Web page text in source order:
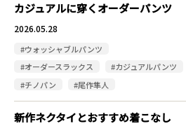
カジュアルに穿くオーダーパンツ
2026.05.28
#ウォッシャブルパンツ
#オーダースラックス
#カジュアルパンツ
#チノパン
#尾作隼人
新作ネクタイとおすすめ着こなし